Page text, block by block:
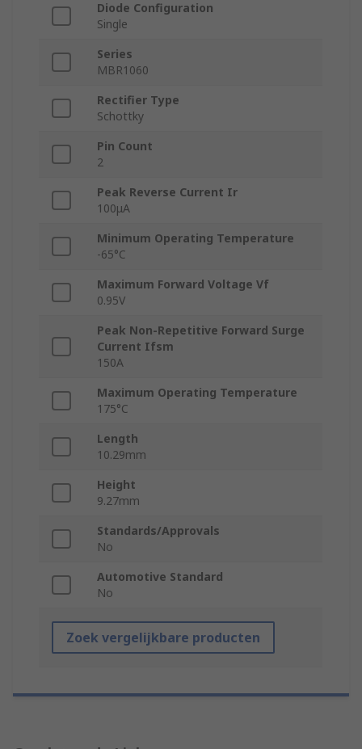
Diode Configuration
Single
Series
MBR1060
Rectifier Type
Schottky
Pin Count
2
Peak Reverse Current Ir
100μA
Minimum Operating Temperature
-65°C
Maximum Forward Voltage Vf
0.95V
Peak Non-Repetitive Forward Surge
Current Ifsm
150A
Maximum Operating Temperature
175°C
Length
10.29mm
Height
9.27mm
Standards/Approvals
No
Automotive Standard
No
Zoek vergelijkbare producten